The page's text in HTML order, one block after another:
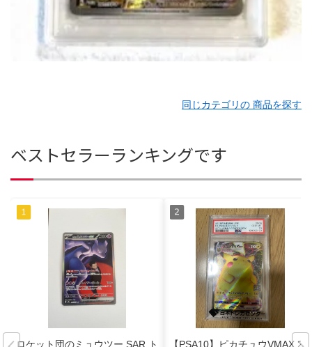
同じカテゴリの 商品を探す
ベストセラーランキングです
ロケット団のミュウツー SAR ト 【PSA10】ピカチュウVMAX 25t